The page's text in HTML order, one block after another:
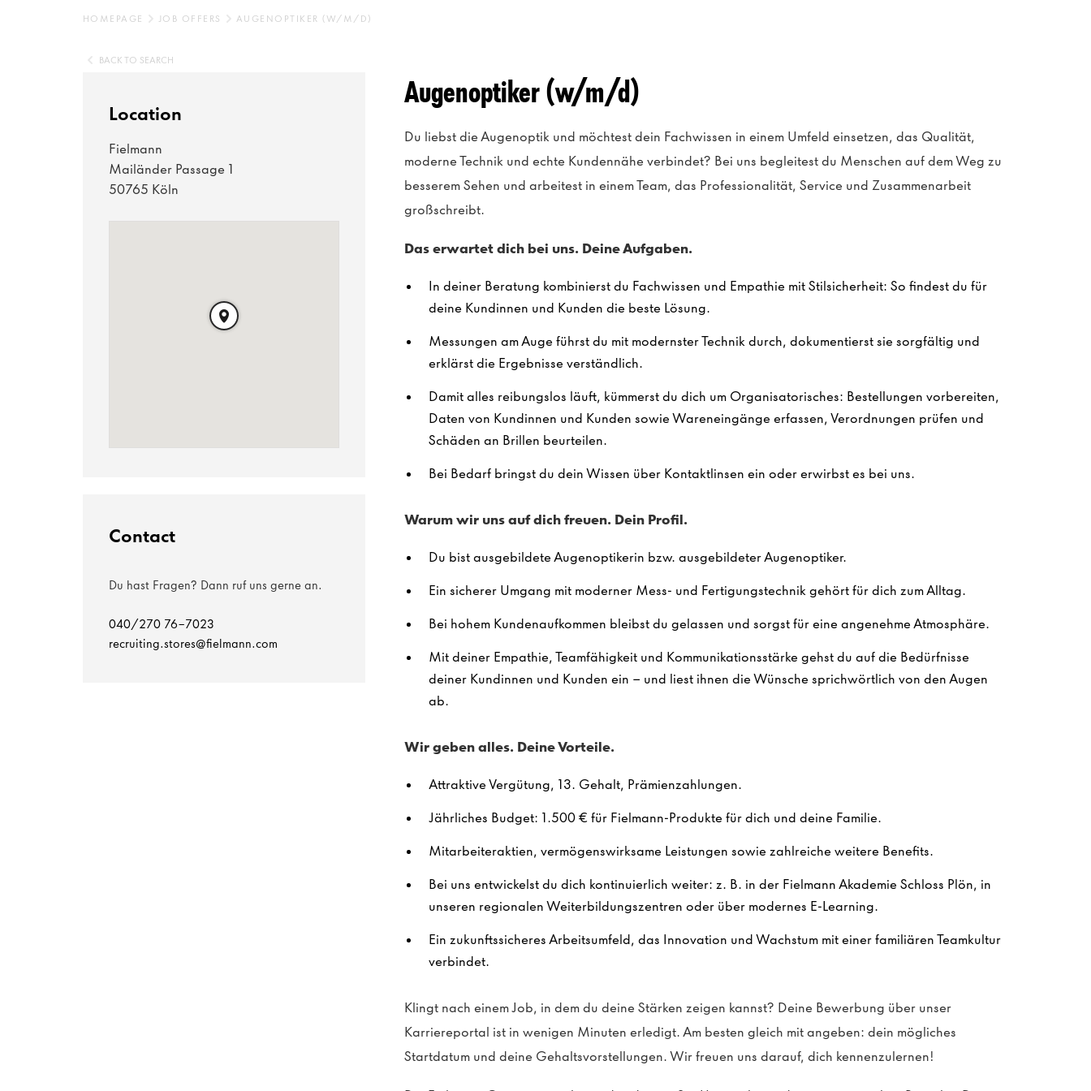
HOMEPAGE JOB OFFERS AUGENOPTIKER (W/M/D)
BACK TO SEARCH
Augenoptiker (w/m/d)
Du liebst die Augenoptik und möchtest dein Fachwissen in einem Umfeld einsetzen, das Qualität,
moderne Technik und echte Kundennähe verbindet? Bei uns begleitest du Menschen auf dem Weg zu
besserem Sehen und arbeitest in einem Team, das Professionalität, Service und Zusammenarbeit
großschreibt.
Das erwartet dich bei uns. Deine Aufgaben.
In deiner Beratung kombinierst du Fachwissen und Empathie mit Stilsicherheit: So findest du für
deine Kundinnen und Kunden die beste Lösung.
Messungen am Auge führst du mit modernster Technik durch, dokumentierst sie sorgfältig und
erklärst die Ergebnisse verständlich.
Damit alles reibungslos läuft, kümmerst du dich um Organisatorisches: Bestellungen vorbereiten,
Daten von Kundinnen und Kunden sowie Wareneingänge erfassen, Verordnungen prüfen und
Schäden an Brillen beurteilen.
Bei Bedarf bringst du dein Wissen über Kontaktlinsen ein oder erwirbst es bei uns.
Warum wir uns auf dich freuen. Dein Profil.
Du bist ausgebildete Augenoptikerin bzw. ausgebildeter Augenoptiker.
Ein sicherer Umgang mit moderner Mess- und Fertigungstechnik gehört für dich zum Alltag.
Bei hohem Kundenaufkommen bleibst du gelassen und sorgst für eine angenehme Atmosphäre.
Mit deiner Empathie, Teamfähigkeit und Kommunikationsstärke gehst du auf die Bedürfnisse
deiner Kundinnen und Kunden ein – und liest ihnen die Wünsche sprichwörtlich von den Augen
ab.
Wir geben alles. Deine Vorteile.
Attraktive Vergütung, 13. Gehalt, Prämienzahlungen.
Jährliches Budget: 1.500 € für Fielmann-Produkte für dich und deine Familie.
Mitarbeiteraktien, vermögenswirksame Leistungen sowie zahlreiche weitere Benefits.
Bei uns entwickelst du dich kontinuierlich weiter: z. B. in der Fielmann Akademie Schloss Plön, in
unseren regionalen Weiterbildungszentren oder über modernes E-Learning.
Ein zukunftssicheres Arbeitsumfeld, das Innovation und Wachstum mit einer familiären Teamkultur
verbindet.
Klingt nach einem Job, in dem du deine Stärken zeigen kannst? Deine Bewerbung über unser
Karriereportal ist in wenigen Minuten erledigt. Am besten gleich mit angeben: dein mögliches
Startdatum und deine Gehaltsvorstellungen. Wir freuen uns darauf, dich kennenzulernen!
Location
Fielmann
Mailänder Passage 1
50765 Köln
Contact
Du hast Fragen? Dann ruf uns gerne an.
040/270 76-7023
recruiting.stores@fielmann.com